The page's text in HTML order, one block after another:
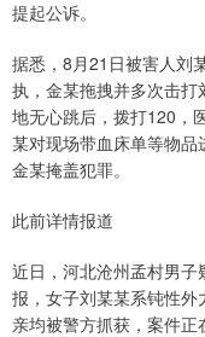
提起公诉。
据悉，8月21日被害人刘
执，金某拖拽并多次击
地无心跳后，拨打120，
某对现场带血床单等物
金某掩盖犯罪。
此前详情报道
近日，河北沧州孟村男
报，女子刘某某系钝性
亲均被警方抓获，案件正